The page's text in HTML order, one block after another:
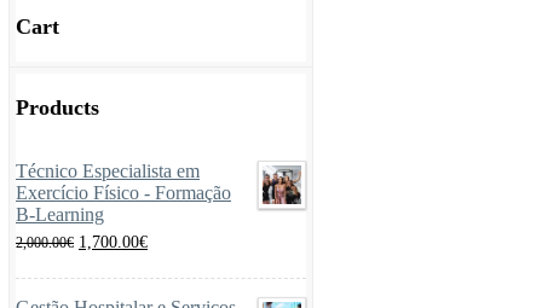
Cart
Products
Técnico Especialista em
Exercício Físico - Formação
B-Learning
2,000.00€ O
preço
original
era:
1,700.00€O
preço
atual
é: